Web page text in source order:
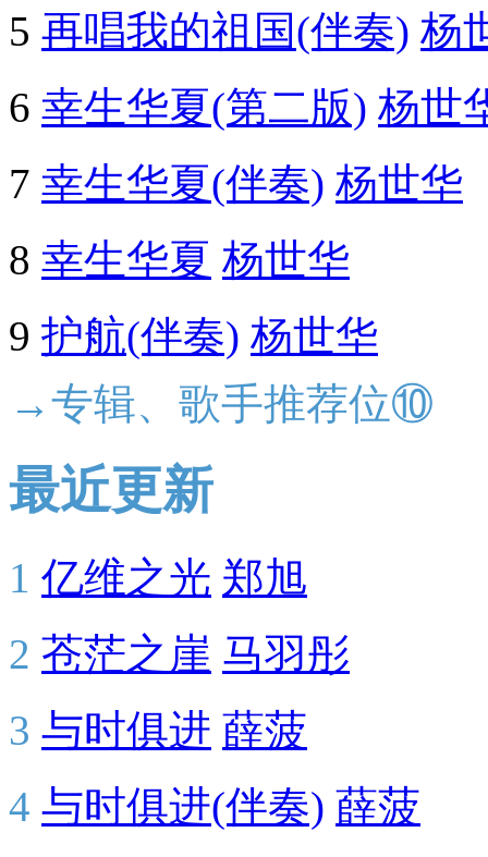
5 再唱我的祖国(伴奏) 杨
6 幸生华夏(第二版) 杨世
7 幸生华夏(伴奏) 杨世华
8 幸生华夏 杨世华
9 护航(伴奏) 杨世华
→专辑、歌手推荐位⑩
最近更新
1 亿维之光 郑旭
2 苍茫之崖 马羽彤
3 与时俱进 薛菠
4 与时俱进(伴奏) 薛菠